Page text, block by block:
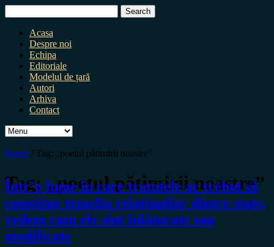
for:
Acasa
Despre noi
Echipa
Editoriale
Modelul de țară
Autori
Arhiva
Contact
Home / Tag: „poetul pătimirii noastre”
Tag:„poetul pătimirii noastre”
Într’o lume în care tratatele ar trebui să
constitue temelia relaţiunilor dintre state,
vedem cum ele sînt înlăturate sau
modificate